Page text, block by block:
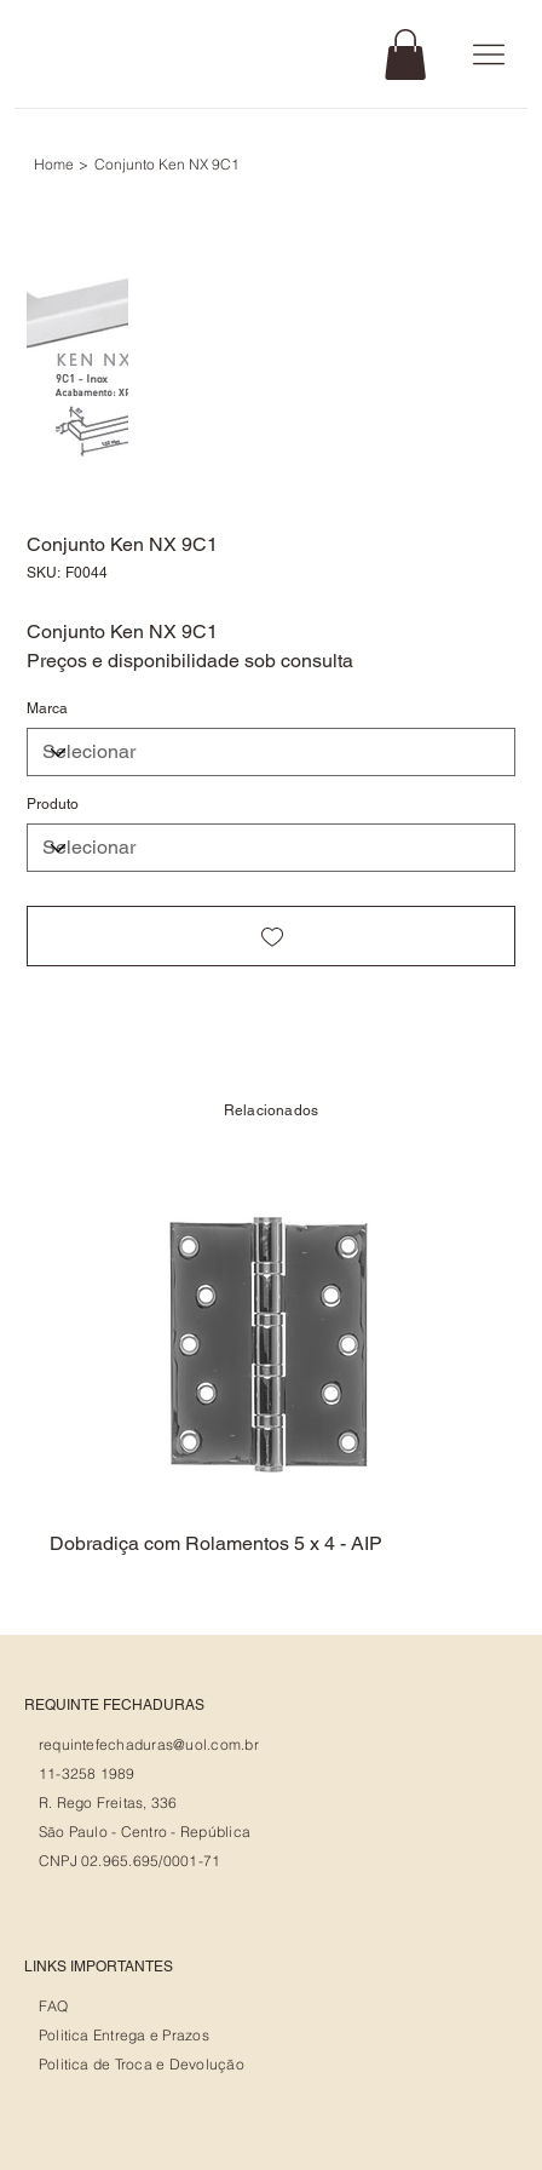
Home > Conjunto Ken NX 9C1
Conjunto Ken NX 9C1
SKU: SKU
F0044
Conjunto Ken NX 9C1
Preços e disponibilidade sob consulta
Marca
Produto
Relacionados
Dobradiça com Rolamentos 5 x 4 - AIP
REQUINTE FECHADURAS
requintefechaduras@uol.com.br
11-3258 1989
R. Rego Freitas, 336
São Paulo - Centro - República
CNPJ 02.965.695/0001-71
LINKS IMPORTANTES
FAQ
Politica Entrega e Prazos
Politica de Troca e Devolução